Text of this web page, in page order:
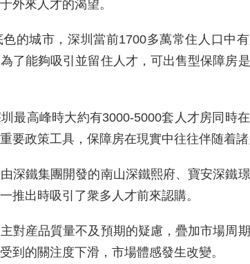
外來人才的渴望。
的城市，深圳當前1700多萬常住人口中
了能夠吸引並留住人才，可出售型保障房
最高峰時大約有3000-5000套人才房同時在
要政策工具，保障房在現實中往往伴随着諸
深鐵集團開發的南山深鐵熙府、寶安深鐵
推出時吸引了衆多人才前來認購。
對産品質量不及預期的疑慮，疊加市場周
到的關注度下滑，市場體感發生改變。